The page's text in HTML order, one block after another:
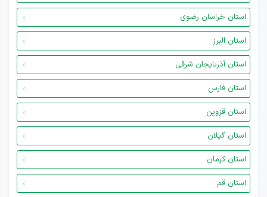
استان خراسان رضوی
استان البرز
استان آذربایجان شرقی
استان فارس
استان قزوین
استان گیلان
استان کرمان
استان قم